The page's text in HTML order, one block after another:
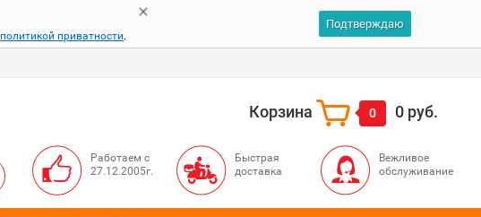
политикой приватности.
Подтверждаю
Корзина 0 0 руб.
Работаем с
27.12.2005г.
Быстрая
доставка
Вежливое
обслуживание